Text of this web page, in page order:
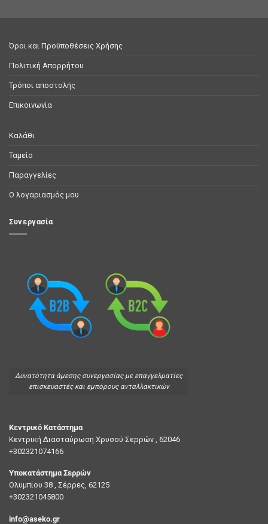
Όροι και Προϋποθέσεις Χρήσης
Πολιτική Απορρήτου
Τρόποι αποστολής
Επικοινωνία
Καλάθι
Ταμείο
Παραγγελίες
Ο λογαριασμός μου
Συνεργασία
Δυνατότητα άμεσης συνεργασίας με επαγγελματίες
επισκευαστές και εμπόρους ανταλλακτικών
Κεντρικό Κατάστημα
Κεντρική Διασταύρωση Χρυσού Σερρών , 62046
+302321074166
Υποκατάστημα Σερρών
Ολυμπίου 38 , Σέρρες, 62125
+302321045800
info@aseko.gr